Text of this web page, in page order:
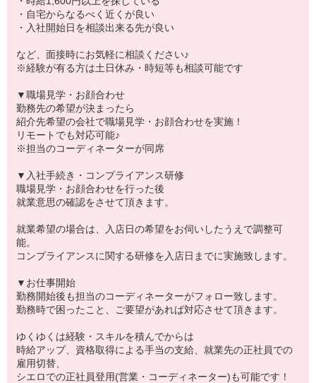
・自宅からなるべく近くが良い
・入社開始日を相談出来る先が良い
など、面接時にお気軽に相談ください♪
※経験が有る方は土日休み・時短等も相談可能です
▼職場見学・お顔合わせ
勤務先の希望が決まったら
紹介先希望の会社で職場見学・お顔合わせを実施！
リモートでも対応可能♪
※担当のコーディネーターが同席
▼入社手続き・コンプライアンス研修
職場見学・お顔合わせを行った後
就業意思の確認をさせて頂きます。
就業希望の場合は、入店日の希望をお伺いしたうえで調整可
能。
コンプライアンスに関する研修を入店日までに実施致します。
▼お仕事開始
勤務開始後も担当のコーディネーターがフォロー致します。
勤務時で困ったこと、ご要望があれば対応させて頂きます。
ゆくゆくは経験・スキルを積んでからは
時給アップ、資格取得による手当の支給、就業先の正社員での
雇用切替、
シエロでの正社員登用(営業・コーディネーター)も可能です！